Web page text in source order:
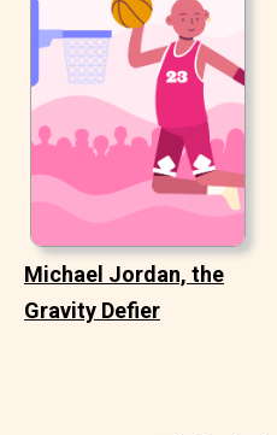
Michael Jordan, the
Gravity Defier